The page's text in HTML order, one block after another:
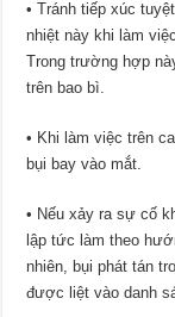
• Tránh tiếp xúc
nhiệt này khi làm
Trong trường hợp
trên bao bì.
• Khi làm việc trên
bụi bay vào mắt.
• Nếu xảy ra sự cố
lập tức làm theo
nhiên, bụi phát tán
được liệt vào danh